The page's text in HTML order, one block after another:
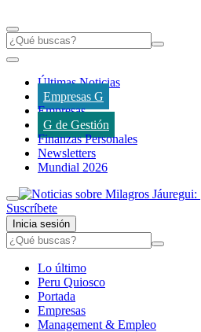
Últimas Noticias
Empresas G
Empresas
G de Gestión
Finanzas Personales
Newsletters
Mundial 2026
Suscríbete
Inicia sesión
Lo último
Peru Quiosco
Portada
Empresas
Management & Empleo